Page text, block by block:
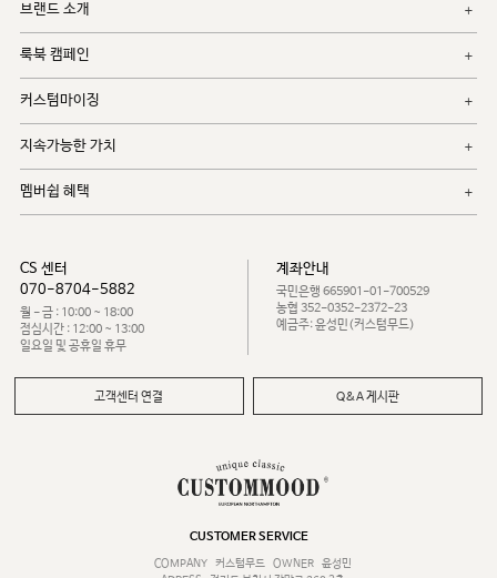
브랜드 소개
룩북 캠페인
커스텀마이징
지속가능한 가치
멤버쉽 혜택
CS 센터
070-8704-5882
월 - 금 : 10:00 ~ 18:00
점심시간 : 12:00 ~ 13:00
일요일 및 공휴일 휴무
계좌안내
국민은행 665901-01-700529
농협 352-0352-2372-23
예금주: 윤성민(커스텀무드)
고객센터 연결 Q&A 게시판
CUSTOMER SERVICE
COMPANY
커스텀무드 OWNER
윤성민